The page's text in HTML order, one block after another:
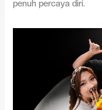
penuh percaya diri.